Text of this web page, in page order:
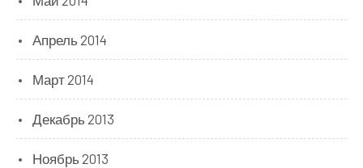
Апрель 2014
Март 2014
Декабрь 2013
Ноябрь 2013